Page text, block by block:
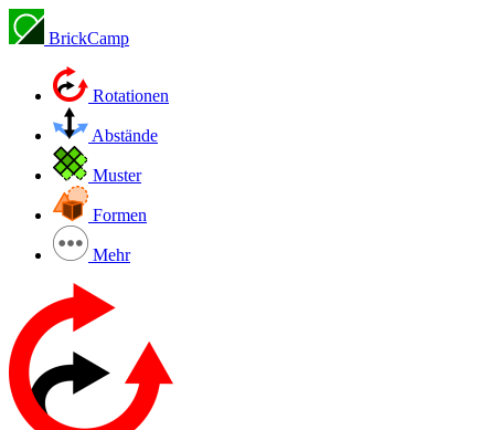
BrickCamp
Rotationen
Abstände
Muster
Formen
Mehr